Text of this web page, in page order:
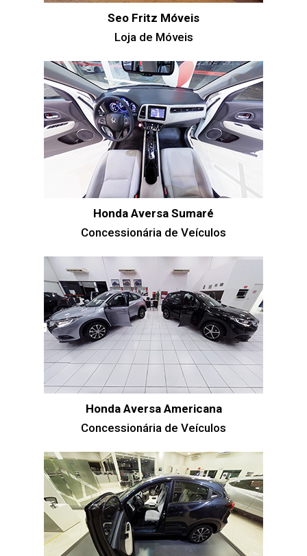
Seo Fritz Móveis
Loja de Móveis
Honda Aversa Sumaré
Concessionária de Veículos
Honda Aversa Americana
Concessionária de Veículos